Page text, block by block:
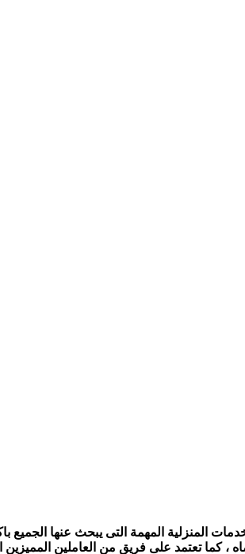
المنزلية المهمة التى يبحث عنها الجميع
، كما تعتمد على فريق من العاملين